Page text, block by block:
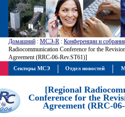
Домашний : МСЭ-R : Конференции и
Radiocommunication Conference for the
Agreement (RRC-06-Rev.ST61)]
[Regional
Conference for the
Agreement (RRC-
Секторы МСЭ Отдел новостей